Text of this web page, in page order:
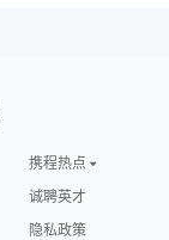
携程热点
诚聘英才
隐私政策